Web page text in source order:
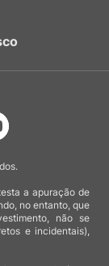
a apuração de
no entanto, que
não se
e incidentais),